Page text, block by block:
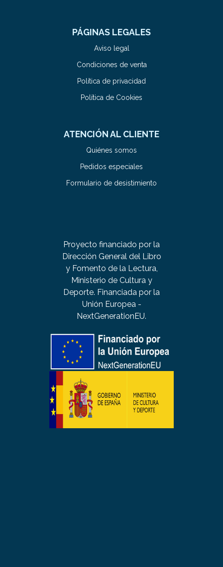
PÁGINAS LEGALES
Aviso legal
Condiciones de venta
Política de privacidad
Política de Cookies
ATENCIÓN AL CLIENTE
Quiénes somos
Pedidos especiales
Formulario de desistimiento
Proyecto financiado por la
Dirección General del Libro
y Fomento de la Lectura,
Ministerio de Cultura y
Deporte. Financiada por la
Unión Europea -
NextGenerationEU.